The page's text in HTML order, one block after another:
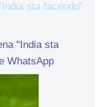
sta facendo”
"India sta
WhatsApp